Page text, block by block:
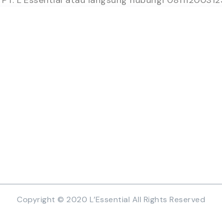
Copyright © 2020 L’Essential All Rights Reserved